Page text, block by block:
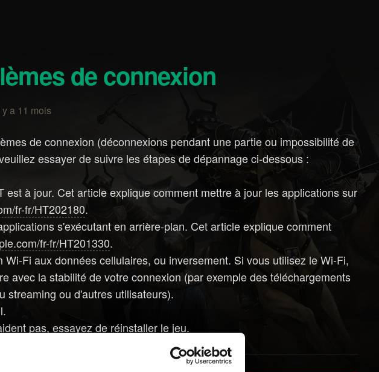
de connexion
a 11 mois
de connexion (déconnexions pendant une partie ou impossibilité de
essayer de suivre les étapes de dépannage ci-dessous :
est à jour. Cet article explique comment mettre à jour les applications sur
fr-fr/HT202180.
s'exécutant en arrière-plan. Cet article explique comment
fr-fr/HT201330.
Wi-Fi aux données cellulaires, ou inversement. Si vous utilisez le Wi-Fi,
avec la stabilité de votre connexion (par exemple des téléchargements
streaming ou d'autres utilisateurs).
pas, essayez de réinstaller le jeu.